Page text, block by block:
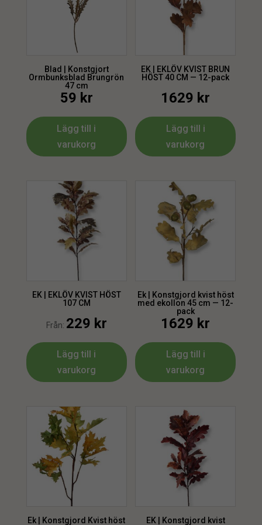
Blad | Konstgjort
Ormbunksblad Brungrön
47 cm
59 kr
Lägg till i
varukorg
EK | EKLÖV KVIST BRUN
HÖST 40 CM — 12-pack
1629 kr
Lägg till i
varukorg
EK | EKLÖV KVIST HÖST
107 CM
Från: 229 kr
Lägg till i
varukorg
Ek | Konstgjord kvist höst
med ekollon 45 cm — 12-
pack
1629 kr
Lägg till i
varukorg
Ek | Konstgjord Kvist höst
EK | Konstgjord kvist